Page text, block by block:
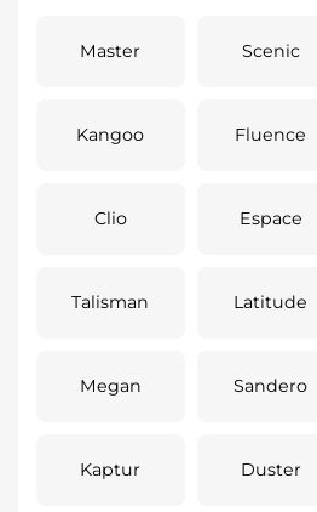
Master Scenic
Kangoo Fluence
Clio Espace
Talisman Latitude
Megan Sandero
Kaptur Duster